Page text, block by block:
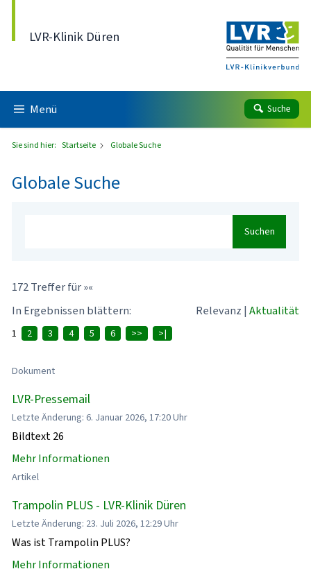
LVR-Klinik Düren
Menü Suche
Sie sind hier: Startseite Globale Suche
Globale Suche
Suchen
172 Treffer für »«
In Ergebnissen blättern:
Relevanz | Aktualität
1 2 3 4 5 6 >> >|
Dokument
LVR-Pressemail
Letzte Änderung: 6. Januar 2026, 17:20 Uhr
Bildtext 26
Mehr Informationen
Artikel
Trampolin PLUS - LVR-Klinik Düren
Letzte Änderung: 23. Juli 2026, 12:29 Uhr
Was ist Trampolin PLUS?
Mehr Informationen